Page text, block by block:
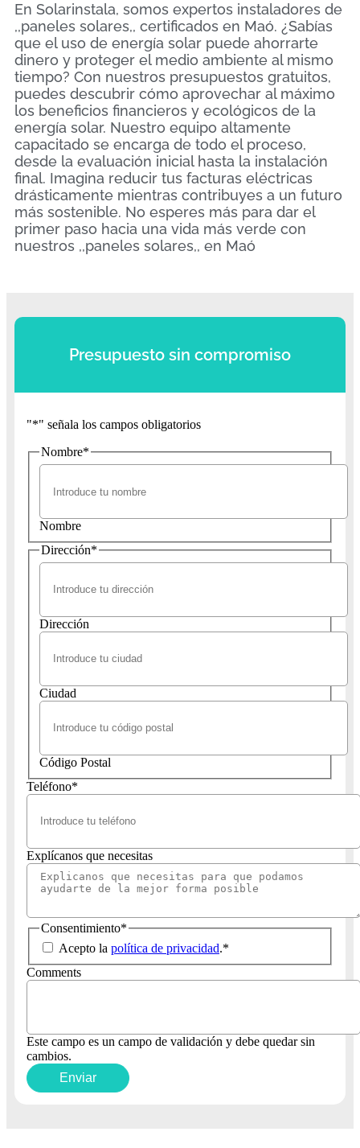
En Solarinstala, somos expertos instaladores de
,,paneles solares,, certificados en Maó. ¿Sabías
que el uso de energía solar puede ahorrarte
dinero y proteger el medio ambiente al mismo
tiempo? Con nuestros presupuestos gratuitos,
puedes descubrir cómo aprovechar al máximo
los beneficios financieros y ecológicos de la
energía solar. Nuestro equipo altamente
capacitado se encarga de todo el proceso,
desde la evaluación inicial hasta la instalación
final. Imagina reducir tus facturas eléctricas
drásticamente mientras contribuyes a un futuro
más sostenible. No esperes más para dar el
primer paso hacia una vida más verde con
nuestros ,,paneles solares,, en Maó
Presupuesto sin compromiso
"*" señala los campos obligatorios
Nombre*
Nombre
Dirección*
Dirección
Ciudad
Código Postal
Teléfono*
Explícanos que necesitas
Consentimiento*
Acepto la política de privacidad.*
Comments
Este campo es un campo de validación y debe quedar sin
cambios.